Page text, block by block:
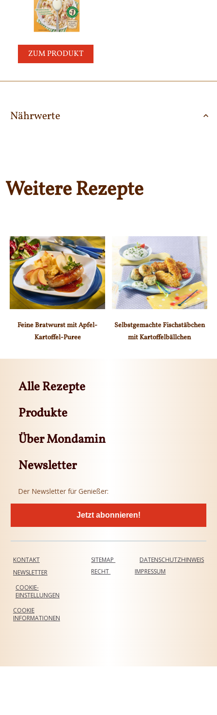
ZUM PRODUKT
Nährwerte
Weitere Rezepte
Feine Bratwurst mit Apfel-
Kartoffel-Puree
Selbstgemachte Fischstäbchen
mit Kartoffelbällchen
Alle Rezepte
Produkte
Über Mondamin
Newsletter
Der Newsletter für Genießer:
Jetzt abonnieren!
KONTAKT
SITEMAP
NEWSLETTER
DATENSCHUTZHINWEIS
COOKIE-
EINSTELLUNGEN
RECHT
COOKIE
INFORMATIONEN
IMPRESSUM